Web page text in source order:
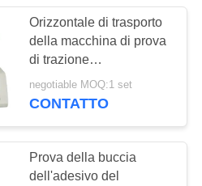
Orizzontale di trasporto
della macchina di prova
di trazione
dell'attrezzatura di prova
della buccia della
negotiable MOQ:1 set
CONTATTO
Prova della buccia
dell'adesivo del